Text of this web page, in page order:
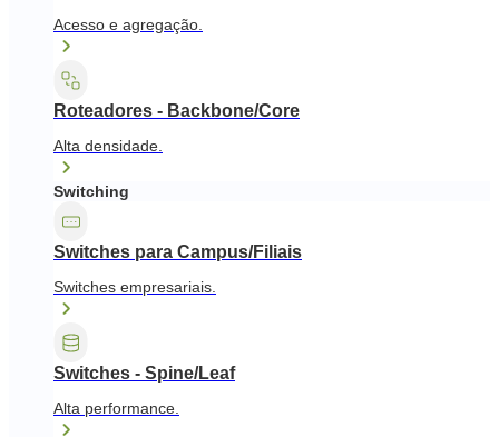
Acesso e agregação.
Roteadores - Backbone/Core
Alta densidade.
Switching
Switches para Campus/Filiais
Switches empresariais.
Switches - Spine/Leaf
Alta performance.